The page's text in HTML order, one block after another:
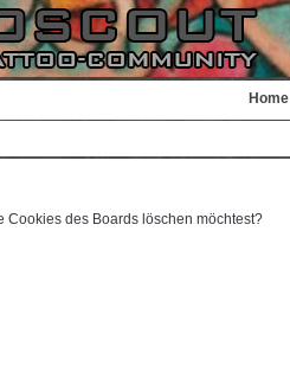
Home
Cookies des Boards löschen möchtest?